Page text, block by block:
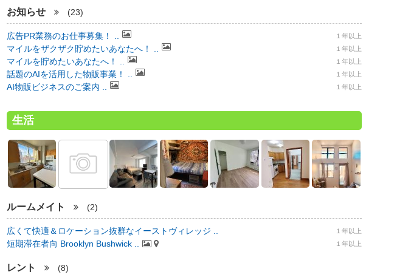
お知らせ (23)
広告PR業務のお仕事募集！ .. １年以上
マイルをザクザク貯めたいあなたへ！ .. １年以上
マイルを貯めたいあなたへ！ .. １年以上
話題のAIを活用した物販事業！ .. １年以上
AI物販ビジネスのご案内 .. １年以上
生活
ルームメイト (2)
広くて快適＆ロケーション抜群なイーストヴィレッジ .. １年以上
短期滞在者向 Brooklyn Bushwick .. １年以上
レント (8)